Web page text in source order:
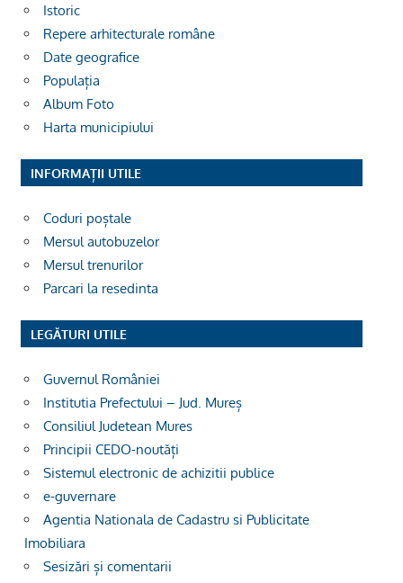
Istoric
Repere arhitecturale române
Date geografice
Populația
Album Foto
Harta municipiului
INFORMAȚII UTILE
Coduri poștale
Mersul autobuzelor
Mersul trenurilor
Parcari la resedinta
LEGĂTURI UTILE
Guvernul României
Institutia Prefectului – Jud. Mureș
Consiliul Judetean Mures
Principii CEDO-noutăți
Sistemul electronic de achizitii publice
e-guvernare
Agentia Nationala de Cadastru si Publicitate
Imobiliara
Sesizări și comentarii